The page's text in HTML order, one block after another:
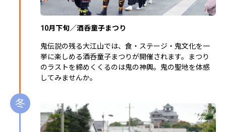
10月下旬／酒呑童子まつり
鬼伝説の残る大江山では、食・ステージ・鬼文化を一
挙に楽しめる酒呑童子まつりが開催されます。まつり
のラストを締めくくるのは鬼の神輿。鬼の聖地を体感
してみませんか。
冬